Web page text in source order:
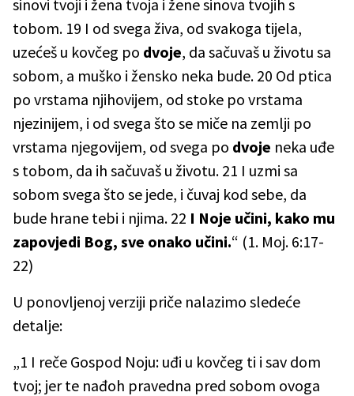
sinovi tvoji i žena tvoja i žene sinova tvojih s
tobom. 19 I od svega živa, od svakoga tijela,
uzećeš u kovčeg po dvoje, da sačuvaš u životu sa
sobom, a muško i žensko neka bude. 20 Od ptica
po vrstama njihovijem, od stoke po vrstama
njezinijem, i od svega što se miče na zemlji po
vrstama njegovijem, od svega po dvoje neka uđe
s tobom, da ih sačuvaš u životu. 21 I uzmi sa
sobom svega što se jede, i čuvaj kod sebe, da
bude hrane tebi i njima. 22 I Noje učini, kako mu
zapovjedi Bog, sve onako učini.“ (1. Moj. 6:17-
22)
U ponovljenoj verziji priče nalazimo sledeće
detalje:
„1 I reče Gospod Noju: uđi u kovčeg ti i sav dom
tvoj; jer te nađoh pravedna pred sobom ovoga